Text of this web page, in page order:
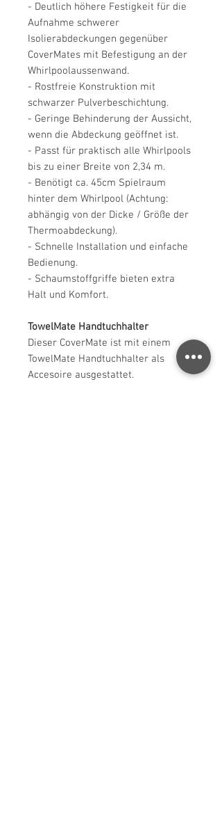
- Deutlich höhere Festigkeit für die
Aufnahme schwerer
Isolierabdeckungen gegenüber
CoverMates mit Befestigung an der
Whirlpoolaussenwand.
- Rostfreie Konstruktion mit
schwarzer Pulverbeschichtung.
- Geringe Behinderung der Aussicht,
wenn die Abdeckung geöffnet ist.
- Passt für praktisch alle Whirlpools
bis zu einer Breite von 2,34 m.
- Benötigt ca. 45cm Spielraum
hinter dem Whirlpool (Achtung:
abhängig von der Dicke / Größe der
Thermoabdeckung).
- Schnelle Installation und einfache
Bedienung.
- Schaumstoffgriffe bieten extra
Halt und Komfort.
TowelMate Handtuchhalter
Dieser CoverMate ist mit einem
TowelMate Handtuchhalter als
Accesoire ausgestattet.